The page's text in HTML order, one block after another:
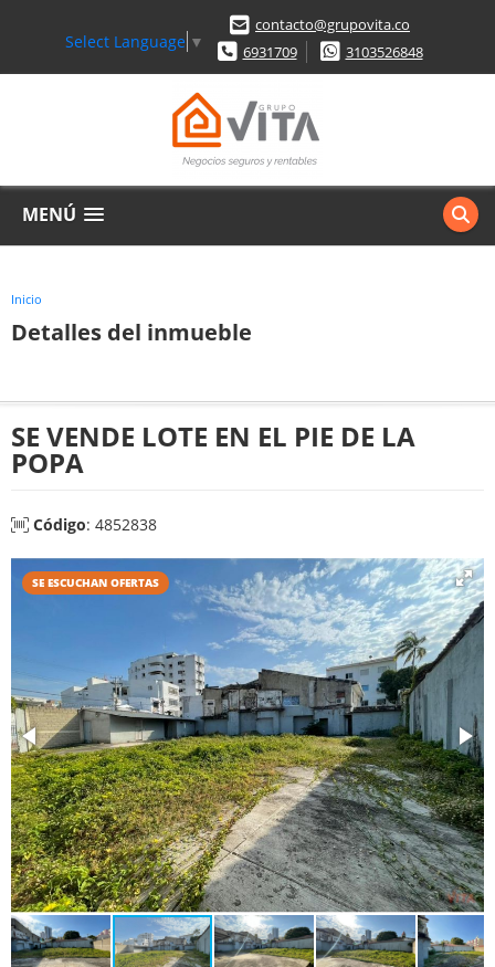
Select Language ▼
contacto@grupovita.co
6931709
3103526848
MENÚ
Inicio
Detalles del inmueble
SE VENDE LOTE EN EL PIE DE LA
POPA
Código: 4852838
SE ESCUCHAN OFERTAS